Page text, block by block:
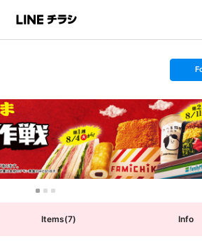
s
t
o
l
l
o
w
Items(7) Info